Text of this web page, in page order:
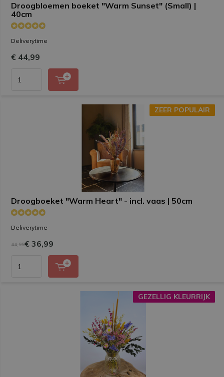
Droogbloemen boeket "Warm Sunset" (Small) |
40cm
Deliverytime
€ 44,99
Droogboeket "Warm Heart" - incl. vaas | 50cm
Deliverytime
ZEER POPULAIR
44,99€ 36,99
ZEER POPULAIR
GEZELLIG KLEURRIJK
GEZELLIG KLEURRIJK